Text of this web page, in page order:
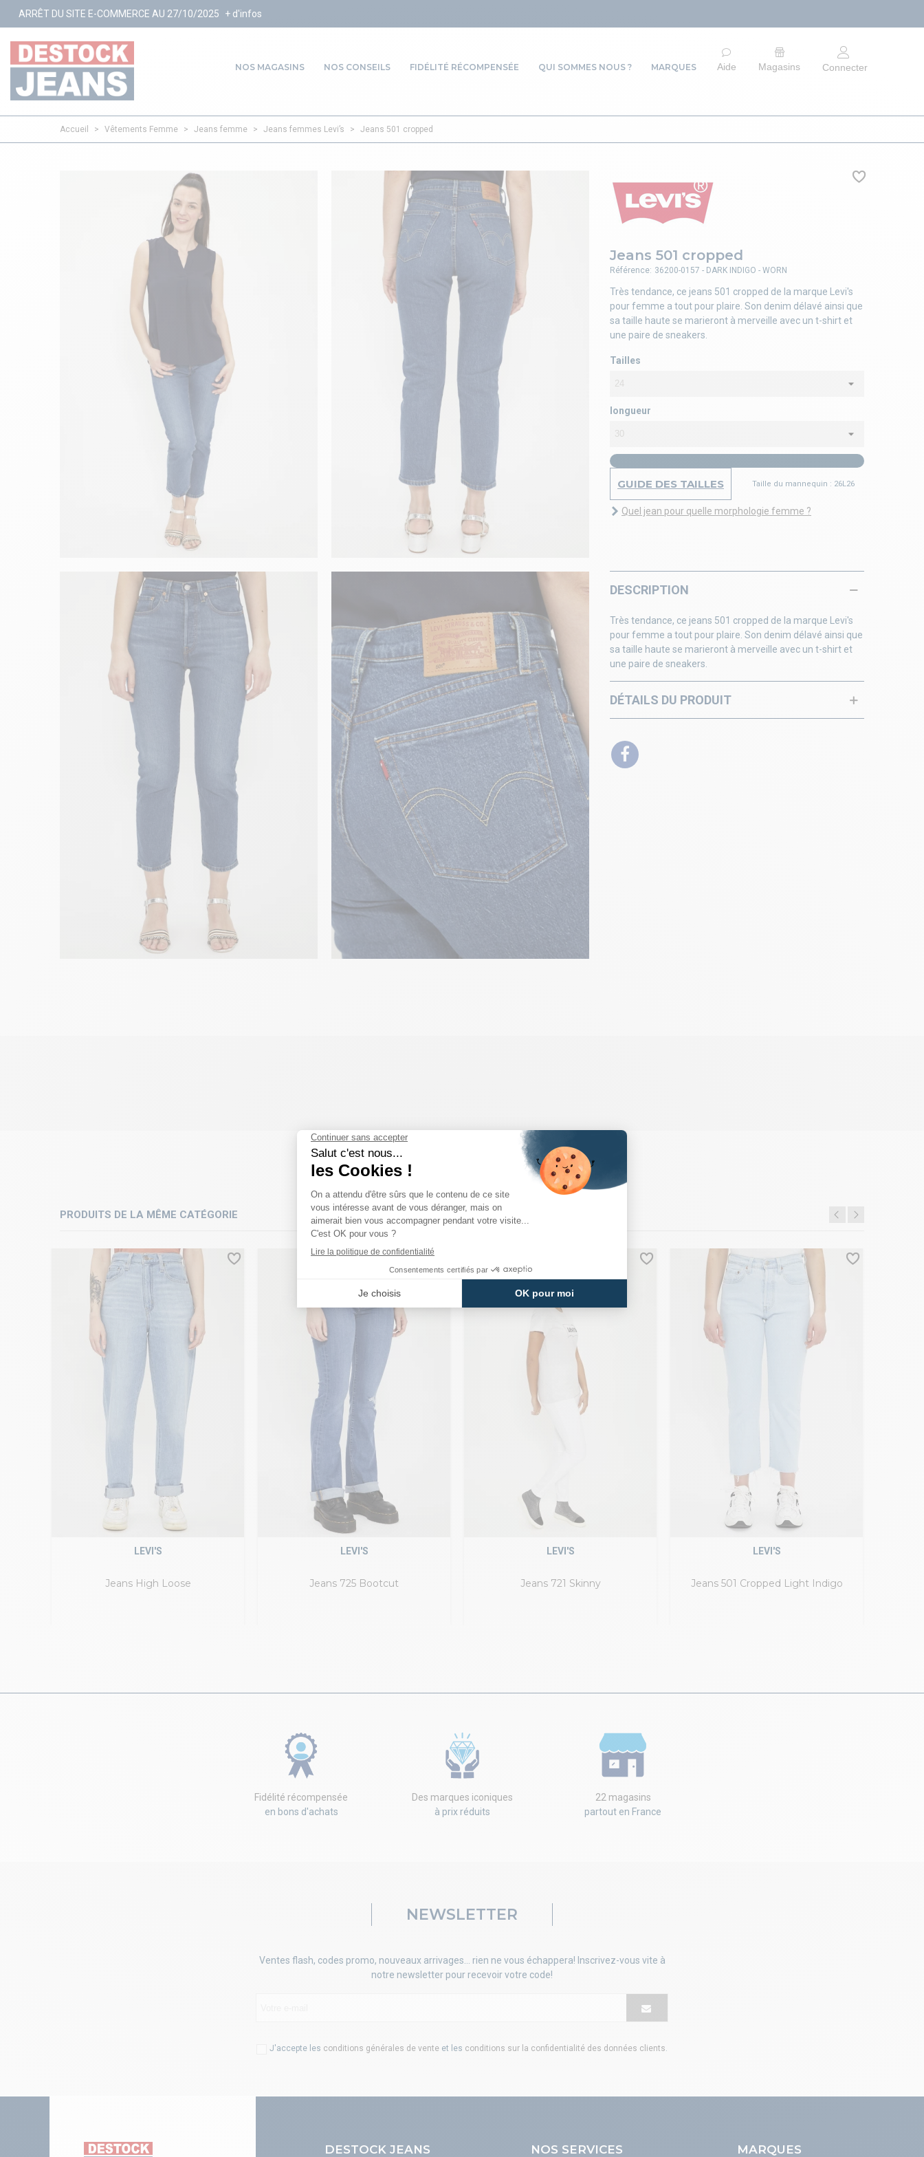
E-COMMERCE AU 27/10/2025 + d'infos
NOS MAGASINS NOS CONSEILS FIDÉLITÉ RÉCOMPENSÉE QUI SOMMES NOUS ? MARQUES Aide Magasins Connecter
Accueil > Vêtements Femme > Jeans femme > Jeans femmes Levi’s > Jeans 501 cropped
Jeans 501 cropped
Très tendance, ce jeans 501 cropped de la marque Levi's
pour femme a tout pour plaire. Son denim délavé ainsi que
sa taille haute se marieront à merveille avec un t-shirt et
une paire de sneakers.
Tailles
longueur
GUIDE DES TAILLES Taille du mannequin : 26L26
Quel jean pour quelle morphologie femme ?
Référence: 36200-0157 - DARK INDIGO - WORN
DESCRIPTION
Très tendance, ce jeans 501 cropped de la marque Levi's
pour femme a tout pour plaire. Son denim délavé ainsi que
sa taille haute se marieront à merveille avec un t-shirt et
une paire de sneakers.
DÉTAILS DU PRODUIT
PRODUITS DE LA MÊME CATÉGORIE
Jeans High Loose
LEVI'S
Jeans 725 Bootcut
LEVI'S
Jeans 721 Skinny
LEVI'S
Jeans 501 Cropped Light Indigo
LEVI'S
Fidélité récompensée
en bons d'achats
Des marques iconiques
à prix réduits
22 magasins
partout en France
NEWSLETTER
Ventes flash, codes promo, nouveaux arrivages... rien ne vous échappera! Inscrivez-vous vite à
notre newsletter pour recevoir votre code!
J'accepte les conditions générales de vente et les conditions sur la confidentialité des données clients.
DESTOCK JEANS NOS SERVICES MARQUES